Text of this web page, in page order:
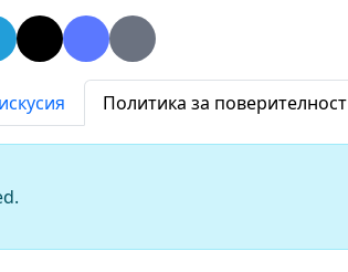
Политика за поверителност